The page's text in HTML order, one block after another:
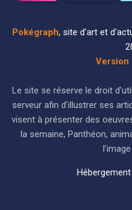
Pokégraph, site d'art et
Version
Le site se réserve le droit
serveur afin d'illustrer ses
visent à présenter des
la semaine, Panthéon,